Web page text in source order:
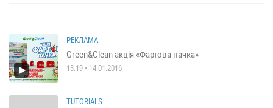
РЕКЛАМА
Green&Clean акція «Фартова пачка»
13:19 • 14.01.2016
TUTORIALS